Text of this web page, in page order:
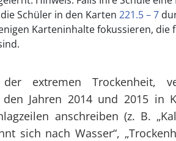
Schüler in den Karten 221.5 – 7
Karteninhalte fokussieren, die
extremen Trockenheit,
Jahren 2014 und 2015 in
anschreiben (z. B.
sich nach Wasser“,